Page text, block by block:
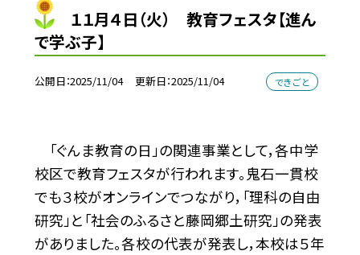
１１月４日（火） 教育フェスタ【進ん
で学ぶ子】
公開日 2025/11/04 更新日 2025/11/04 できごと
「ぐんま教育の日」の関連事業として，各中学
校区で教育フェスタが行われます。鬼石一貫校
でも３校がオンラインでつながり，「理科の自由
研究」と「社会のふるさと藤岡郷土研究」の発表
がありました。各校の代表が発表し，本校は５年